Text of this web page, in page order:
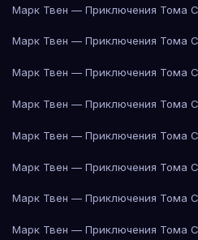
Марк Твен — Приключения Тома
Марк Твен — Приключения Тома
Марк Твен — Приключения Тома
Марк Твен — Приключения Тома
Марк Твен — Приключения Тома
Марк Твен — Приключения Тома
Марк Твен — Приключения Тома
Марк Твен — Приключения Тома